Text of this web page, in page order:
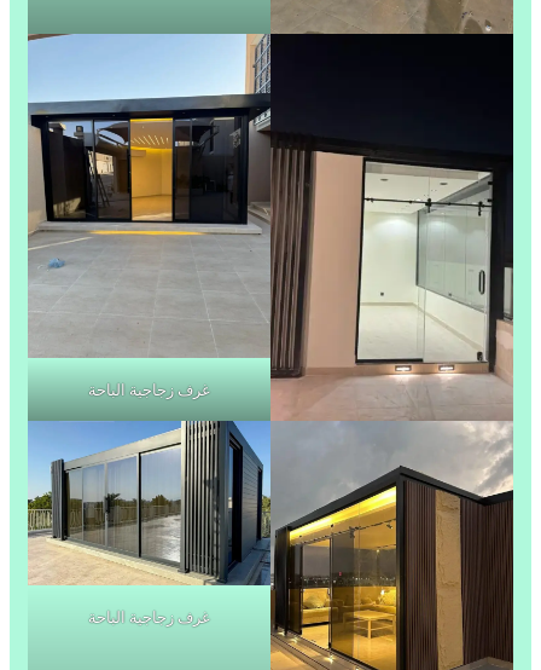
غرف زجاجية الباحة
غرف زجاجية الباحة